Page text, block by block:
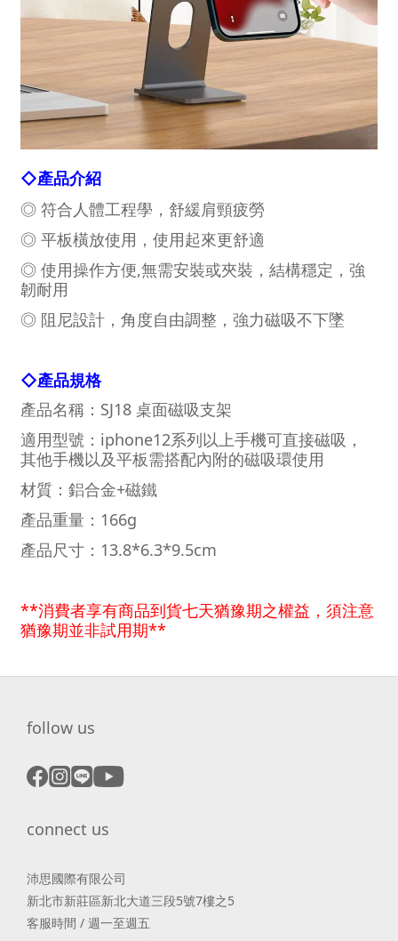
◇產品介紹
◎ 符合人體工程學，舒緩肩頸疲勞
◎ 平板橫放使用，使用起來更舒適
◎ 使用操作方便,無需安裝或夾裝，結構穩定，強
韌耐用
◎ 阻尼設計，角度自由調整，強力磁吸不下墜
◇產品規格
產品名稱：SJ18 桌面磁吸支架
適用型號：iphone12系列以上手機可直接磁吸，
其他手機以及平板需搭配內附的磁吸環使用
材質：鋁合金+磁鐵
產品重量：166g
產品尺寸：13.8*6.3*9.5cm
**消費者享有商品到貨七天猶豫期之權益，須注意
猶豫期並非試用期**
follow us
connect us
沛思國際有限公司
新北市新莊區新北大道三段5號7樓之5
客服時間 / 週一至週五